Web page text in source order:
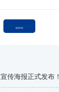
返回列表
传海报正式发布！